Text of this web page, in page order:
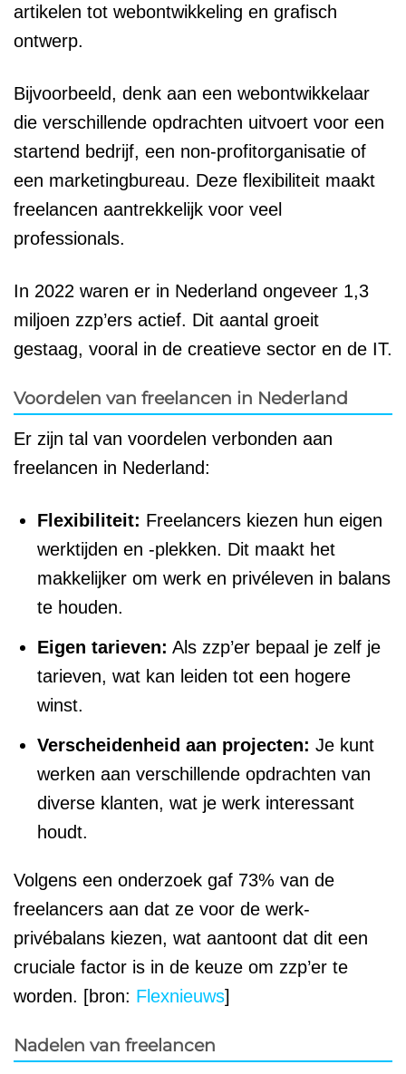
artikelen tot webontwikkeling en grafisch
ontwerp.
Bijvoorbeeld, denk aan een webontwikkelaar
die verschillende opdrachten uitvoert voor een
startend bedrijf, een non-profitorganisatie of
een marketingbureau. Deze flexibiliteit maakt
freelancen aantrekkelijk voor veel
professionals.
In 2022 waren er in Nederland ongeveer 1,3
miljoen zzp’ers actief. Dit aantal groeit
gestaag, vooral in de creatieve sector en de IT.
Voordelen van freelancen in Nederland
Er zijn tal van voordelen verbonden aan
freelancen in Nederland:
Flexibiliteit: Freelancers kiezen hun eigen
werktijden en -plekken. Dit maakt het
makkelijker om werk en privéleven in balans
te houden.
Eigen tarieven: Als zzp’er bepaal je zelf je
tarieven, wat kan leiden tot een hogere
winst.
Verscheidenheid aan projecten: Je kunt
werken aan verschillende opdrachten van
diverse klanten, wat je werk interessant
houdt.
Volgens een onderzoek gaf 73% van de
freelancers aan dat ze voor de werk-
privébalans kiezen, wat aantoont dat dit een
cruciale factor is in de keuze om zzp’er te
worden. [bron: Flexnieuws]
Nadelen van freelancen